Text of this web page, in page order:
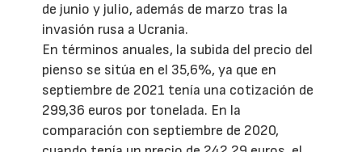
de junio y julio, además de marzo tras la
invasión rusa a Ucrania.
En términos anuales, la subida del precio del
pienso se sitúa en el 35,6%, ya que en
septiembre de 2021 tenía una cotización de
299,36 euros por tonelada. En la
comparación con septiembre de 2020,